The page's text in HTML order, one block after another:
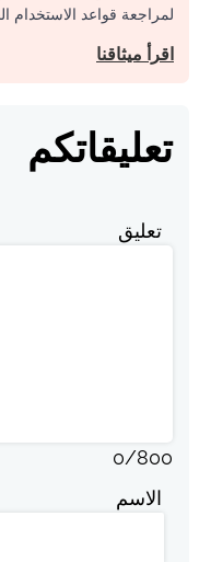
لمراجعة قواعد الاستخدام
اقرأ ميثاقنا
تعليقاتكم
تعليق
0/800
الاسم